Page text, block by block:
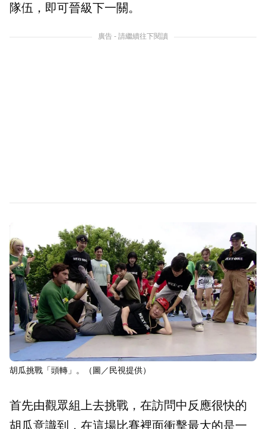
隊伍，即可晉級下一關。
廣告 - 請繼續往下閱讀
胡瓜挑戰「頭轉」。（圖／民視提供）
首先由觀眾組上去挑戰，在訪問中反應很快的
胡瓜意識到，在這場比賽裡面衝擊最大的是一